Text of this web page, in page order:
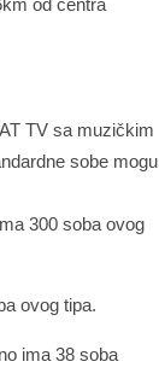
od centra
TV sa muzičkim
sobe mogu
300 soba ovog
ovog tipa.
ima 38 soba